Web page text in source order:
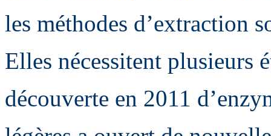
les méthodes d’extraction
Elles nécessitent plusieurs
découverte en 2011